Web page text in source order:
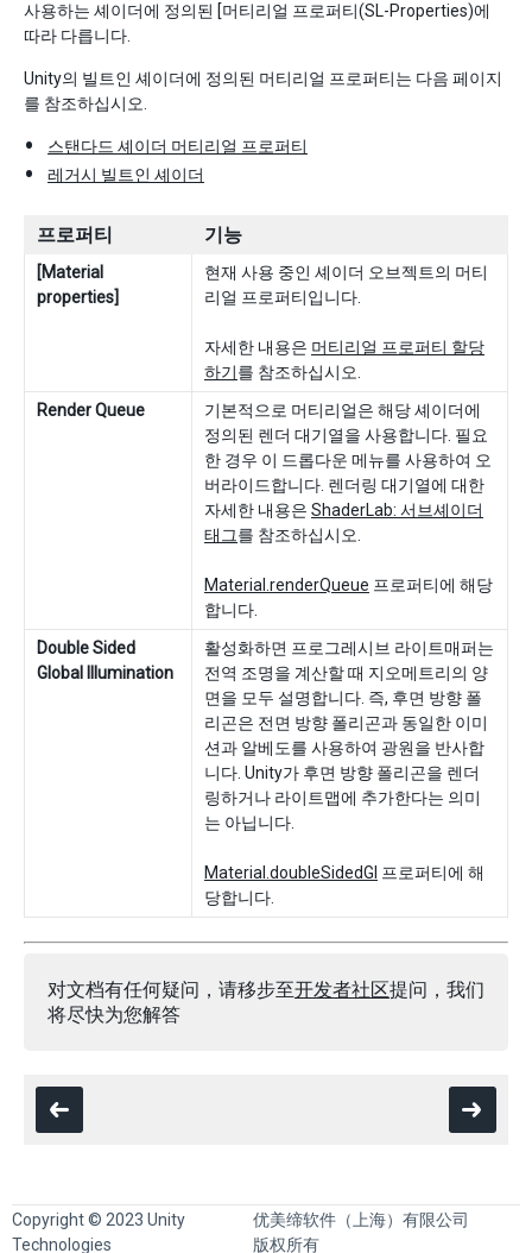
사용하는 셰이더에 정의된 [머티리얼 프로퍼티(SL-Properties)에
따라 다릅니다.
Unity의 빌트인 셰이더에 정의된 머티리얼 프로퍼티는 다음 페이지
를 참조하십시오.
스탠다드 셰이더 머티리얼 프로퍼티
레거시 빌트인 셰이더
프로퍼티 기능
[Material
properties]
현재 사용 중인 셰이더 오브젝트의 머티
리얼 프로퍼티입니다.
자세한 내용은 머티리얼 프로퍼티 할당
하기를 참조하십시오.
Render Queue
기본적으로 머티리얼은 해당 셰이더에
정의된 렌더 대기열을 사용합니다. 필요
한 경우 이 드롭다운 메뉴를 사용하여 오
버라이드합니다. 렌더링 대기열에 대한
자세한 내용은 ShaderLab: 서브셰이더
태그를 참조하십시오.
Material.renderQueue 프로퍼티에 해당
합니다.
Double Sided
Global Illumination
활성화하면 프로그레시브 라이트매퍼는
전역 조명을 계산할 때 지오메트리의 양
면을 모두 설명합니다. 즉, 후면 방향 폴
리곤은 전면 방향 폴리곤과 동일한 이미
션과 알베도를 사용하여 광원을 반사합
니다. Unity가 후면 방향 폴리곤을 렌더
링하거나 라이트맵에 추가한다는 의미
는 아닙니다.
Material.doubleSidedGI 프로퍼티에 해
당합니다.
对文档有任何疑问，请移步至开发者社区提问，我们
将尽快为您解答
Copyright © 2023 Unity
Technologies
优美缔软件（上海）有限公司
版权所有